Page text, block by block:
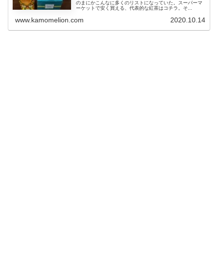
のまにかこんなに多くのリストになっていた。スーパーマ
ーケットで安く買える、代表的な紅茶はコチラ。そ...
www.kamomelion.com 2020.10.14